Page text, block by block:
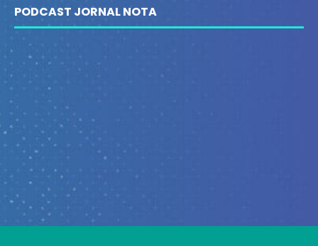
PODCAST JORNAL NOTA